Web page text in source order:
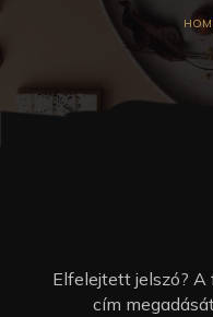
Elfelejtett jelszó?
cím